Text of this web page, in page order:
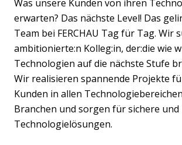
Was unsere Kunden von ihren
erwarten? Das nächste Level! Das
Team bei FERCHAU Tag für Tag. Wir
ambitionierte:n Kolleg:in, der:die wie
Technologien auf die nächste Stufe
Wir realisieren spannende Projekte
Kunden in allen
Branchen und sorgen für sichere und
Technologielösungen.